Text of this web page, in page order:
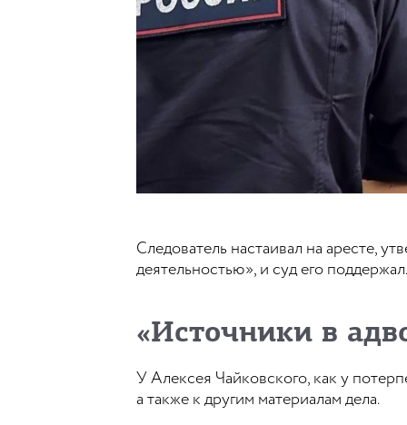
Следователь настаивал на аресте,
деятельностью», и суд его поддержал.
«Источники в
У Алексея Чайковского, как у
а также к другим материалам дела.